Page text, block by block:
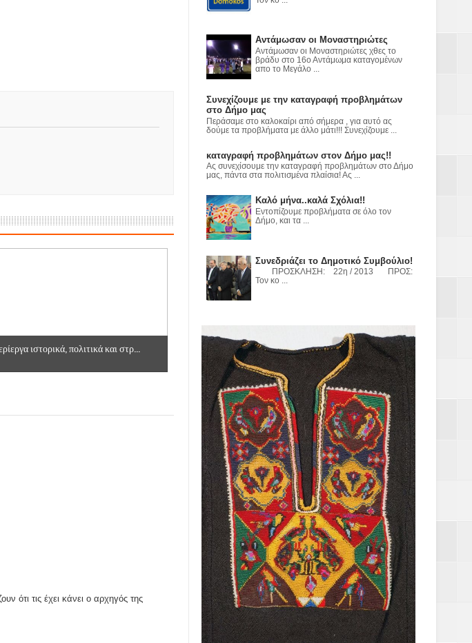
χώρα την 8η Οκτωβρίου 2023
ιστορικά, πολιτικά και στρ...
ότι τις έχει κάνει ο αρχηγός της
Αντάμωσαν οι Μοναστηριώτες
Αντάμωσαν οι Μοναστηριώτες χθες το
βράδυ στο 16ο Αντάμωμα καταγομένων
απο το Μεγάλο ...
Συνεχίζουμε με την καταγραφή προβλημάτων
στο Δήμο μας
Περάσαμε στο καλοκαίρι από σήμερα , για αυτό ας
δούμε τα προβλήματα με άλλο μάτι!!! Συνεχίζουμε ...
καταγραφή προβλημάτων στον Δήμο μας!!
Ας συνεχίσουμε την καταγραφή προβλημάτων στο Δήμο
μας, πάντα στα πολιτισμένα πλαίσια! Ας ...
Καλό μήνα..καλά Σχόλια!!
Εντοπίζουμε προβλήματα σε όλο τον
Δήμο, και τα ...
Συνεδριάζει το Δημοτικό Συμβούλιο!
ΠΡΟΣΚΛΗΣΗ: 22η / 2013 ΠΡΟΣ:
Τον κο ...